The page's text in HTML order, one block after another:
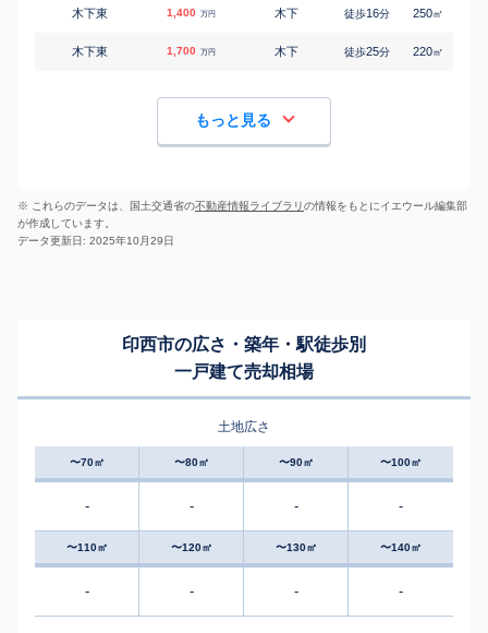
木下東 1,400 万円 木下 徒歩16分 250㎡
木下東 1,700 万円 木下 徒歩25分 220㎡
もっと見る
※ これらのデータは、国土交通省の不動産情報ライブラリの情報をもとにイエウール編集部
が作成しています。
データ更新日: 2025年10月29日
印西市の広さ・築年・駅徒歩別
一戸建て売却相場
土地広さ
〜70㎡ 〜80㎡ 〜90㎡ 〜100㎡
- - - -
〜110㎡ 〜120㎡ 〜130㎡ 〜140㎡
- - - -